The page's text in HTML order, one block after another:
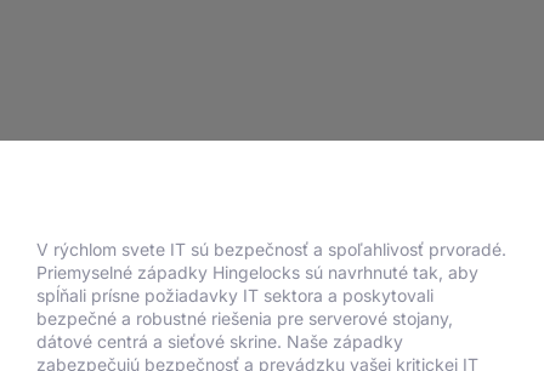
V rýchlom svete IT sú bezpečnosť a spoľahlivosť prvoradé.
Priemyselné západky Hingelocks sú navrhnuté tak, aby
spĺňali prísne požiadavky IT sektora a poskytovali
bezpečné a robustné riešenia pre serverové stojany,
dátové centrá a sieťové skrine. Naše západky
zabezpečujú bezpečnosť a prevádzku vašej kritickej IT